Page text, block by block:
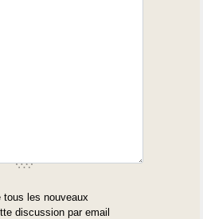
tous les nouveaux
discussion par email